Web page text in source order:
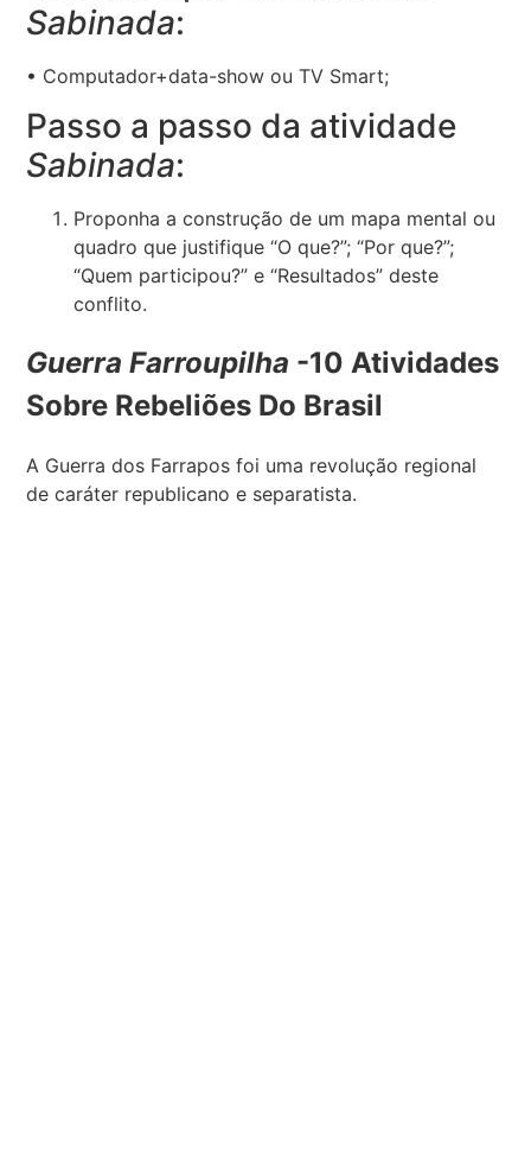
Sabinada:
• Computador+data-show ou TV Smart;
Passo a passo da atividade
Sabinada:
Proponha a construção de um mapa mental ou
quadro que justifique “O que?”; “Por que?”;
“Quem participou?” e “Resultados” deste
conflito.
Guerra Farroupilha -10 Atividades
Sobre Rebeliões Do Brasil
A Guerra dos Farrapos foi uma revolução regional
de caráter republicano e separatista.